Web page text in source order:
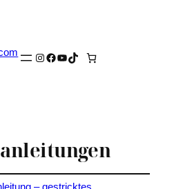
Instagram
Facebook
YouTube
TikTok
anleitungen